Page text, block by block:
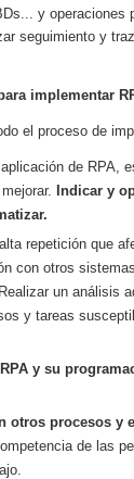
y operaciones
seguimiento y
implementar
el proceso de
de RPA,
mejorar.Indicar y
repetición que
con otros
un análisis
y tareas
y su
otros procesos y
de las